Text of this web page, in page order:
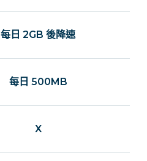
每日 2GB 後降速
每日 500MB
X